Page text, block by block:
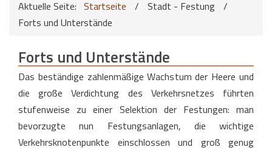
Aktuelle Seite: Startseite / Stadt - Festung /
Forts und Unterstände
Forts und Unterstände
Das beständige zahlenmäßige Wachstum der Heere und
die große Verdichtung des Verkehrsnetzes führten
stufenweise zu einer Selektion der Festungen: man
bevorzugte nun Festungsanlagen, die wichtige
Verkehrsknotenpunkte einschlossen und groß genug